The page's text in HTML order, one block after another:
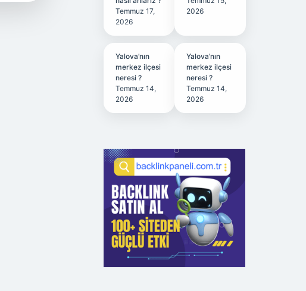
Temmuz 17,
2026
2026
Yalova’nın
merkez ilçesi
neresi ?
Temmuz 14,
2026
Yalova’nın
merkez ilçesi
neresi ?
Temmuz 14,
2026